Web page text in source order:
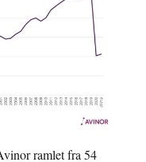
ramlet fra 54